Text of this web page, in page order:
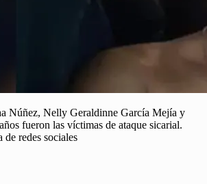
Núñez, Nelly Geraldinne García Mejía y
fueron las víctimas de ataque sicarial.
redes sociales